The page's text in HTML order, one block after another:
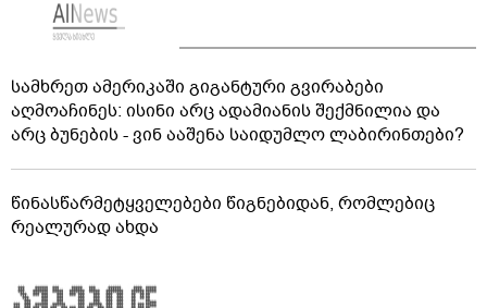
სამხრეთ ამერიკაში გიგანტური გვირაბები
აღმოაჩინეს: ისინი არც ადამიანის შექმნილია და
არც ბუნების - ვინ ააშენა საიდუმლო ლაბირინთები?
წინასწარმეტყველებები წიგნებიდან, რომლებიც
რეალურად ახდა